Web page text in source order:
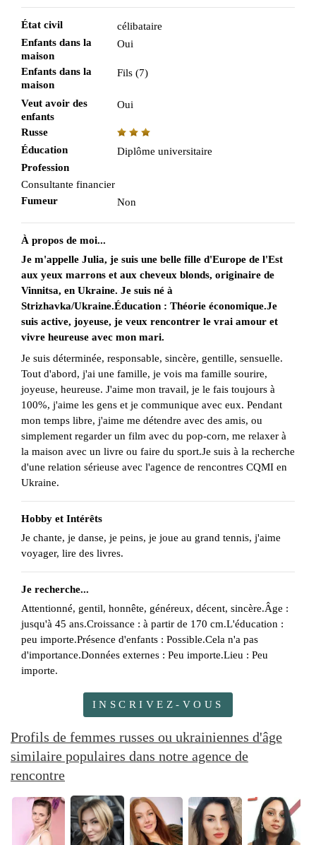
État civil
célibataire
Enfants dans la
maison
Oui
Enfants dans la
maison
Fils (7)
Veut avoir des
enfants
Oui
Russe
Éducation
Diplôme universitaire
Profession
Consultante financier
Fumeur
Non
À propos de moi...
Je m'appelle Julia, je suis une belle fille d'Europe de l'Est
aux yeux marrons et aux cheveux blonds, originaire de
Vinnitsa, en Ukraine. Je suis né à
Strizhavka/Ukraine.Éducation : Théorie économique.Je
suis active, joyeuse, je veux rencontrer le vrai amour et
vivre heureuse avec mon mari.
Je suis déterminée, responsable, sincère, gentille, sensuelle.
Tout d'abord, j'ai une famille, je vois ma famille sourire,
joyeuse, heureuse. J'aime mon travail, je le fais toujours à
100%, j'aime les gens et je communique avec eux. Pendant
mon temps libre, j'aime me détendre avec des amis, ou
simplement regarder un film avec du pop-corn, me relaxer à
la maison avec un livre ou faire du sport.Je suis à la recherche
d'une relation sérieuse avec l'agence de rencontres CQMI en
Ukraine.
Hobby et Intérêts
Je chante, je danse, je peins, je joue au grand tennis, j'aime
voyager, lire des livres.
Je recherche...
Attentionné, gentil, honnête, généreux, décent, sincère.Âge :
jusqu'à 45 ans.Croissance : à partir de 170 cm.L'éducation :
peu importe.Présence d'enfants : Possible.Cela n'a pas
d'importance.Données externes : Peu importe.Lieu : Peu
importe.
INSCRIVEZ-VOUS
Profils de femmes russes ou ukrainiennes d'âge
similaire populaires dans notre agence de
rencontre